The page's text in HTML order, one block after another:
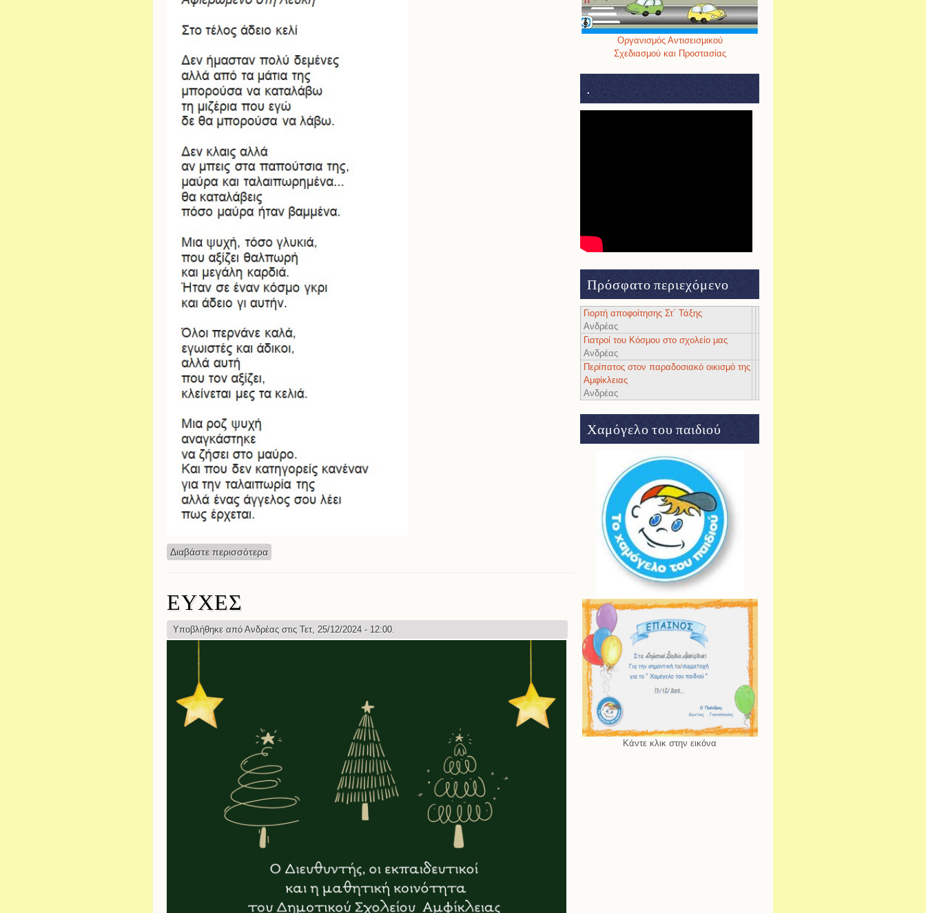
Διαβάστε περισσότερα
ΕΥΧΕΣ
Υποβλήθηκε από Ανδρέας στις Τετ, 25/12/2024 - 12:00.
Οργανισμός Αντισεισμικού
Σχεδιασμού και Προστασίας
.
Πρόσφατο περιεχόμενο
Γιορτή αποφοίτησης Στ΄ Τάξης
Ανδρέας
Γιατροί του Κόσμου στο σχολείο μας
Ανδρέας
Περίπατος στον παραδοσιακό οικισμό της
Αμφίκλειας
Ανδρέας
Χαμόγελο του παιδιού
Κάντε κλικ στην εικόνα